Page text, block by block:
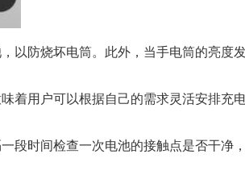
防烧坏电筒。此外，当手电筒的亮度
用户可以根据自己的需求灵活安排充
时间检查一次电池的接触点是否干净